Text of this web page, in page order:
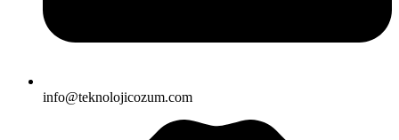
info@teknolojicozum.com